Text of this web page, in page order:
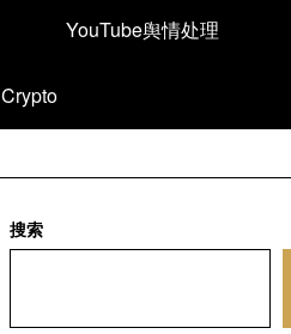
YouTube舆情处理
Crypto
搜索